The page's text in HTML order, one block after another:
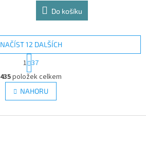
Do košíku
O
v
l
á
NAČÍST 12 DALŠÍCH
t
r
á
n
k
v
1 37
435položek celkem
NAHORU